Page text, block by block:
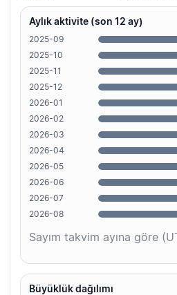
Aylık aktivite (son 12 ay)
2025-09
2025-10
2025-11
2025-12
2026-01
2026-02
2026-03
2026-04
2026-05
2026-06
2026-07
2026-08
Sayım takvim ayına göre
Büyüklük dağılımı